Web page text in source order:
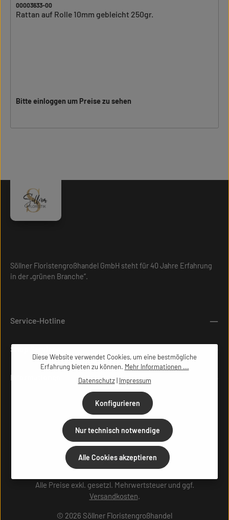
00003633-00
Rattan auf Rolle 10mm gebleicht 250gr.
Bitte einloggen um Preise zu sehen
Söllner Floristengroßhandel GmbH steht für 40 Jahre Erfahrung
in der „grünen Branche“.
Service-Hotline
Shop Services
Informationen
© 2026 Söllner Floristengroßhandel
Alle Preise exkl. gesetzl. Mehrwertsteuer und ggf.
Versandkosten.
Diese Website verwendet Cookies, um eine bestmögliche
Erfahrung bieten zu können. Mehr Informationen ...
Datenschutz| Impressum
Nur technisch notwendige
Konfigurieren
Alle Cookies akzeptieren